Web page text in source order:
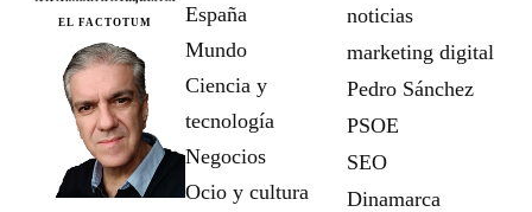
EL FACTOTUM
España
Mundo
Ciencia y
tecnología
Negocios
Ocio y cultura
noticias
marketing digital
Pedro Sánchez
PSOE
SEO
Dinamarca